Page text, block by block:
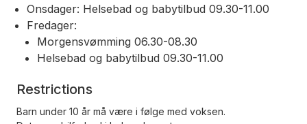
Onsdager: Helsebad og babytilbud 09.30-11.00
Fredager:
Morgensvømming 06.30-08.30
Helsebad og babytilbud 09.30-11.00
Restrictions
Barn under 10 år må være i følge med voksen.